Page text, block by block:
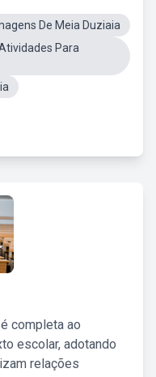
De Meia Duziaia
Para
completa ao
escolar, adotando
relações